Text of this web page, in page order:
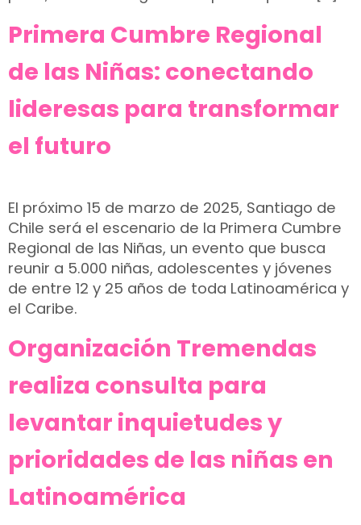
Primera Cumbre Regional
de las Niñas: conectando
lideresas para transformar
el futuro
El próximo 15 de marzo de 2025, Santiago de
Chile será el escenario de la Primera Cumbre
Regional de las Niñas, un evento que busca
reunir a 5.000 niñas, adolescentes y jóvenes
de entre 12 y 25 años de toda Latinoamérica y
el Caribe.
Organización Tremendas
realiza consulta para
levantar inquietudes y
prioridades de las niñas en
Latinoamérica